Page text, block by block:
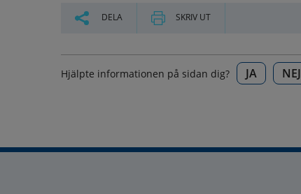
DELA SKRIV UT
Hjälpte informationen på sidan dig? JA NEJ